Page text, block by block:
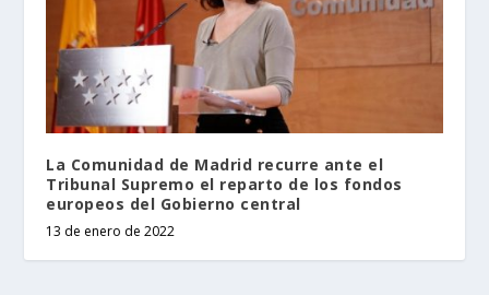
La Comunidad de Madrid recurre ante el
Tribunal Supremo el reparto de los fondos
europeos del Gobierno central
13 de enero de 2022